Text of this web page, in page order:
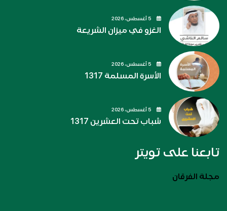
الغزو في ميزان الشريعة
الأسرة المسلمة 1317
شباب تحت العشرين 1317
تابعنا على تويتر
مجلة الفرقان